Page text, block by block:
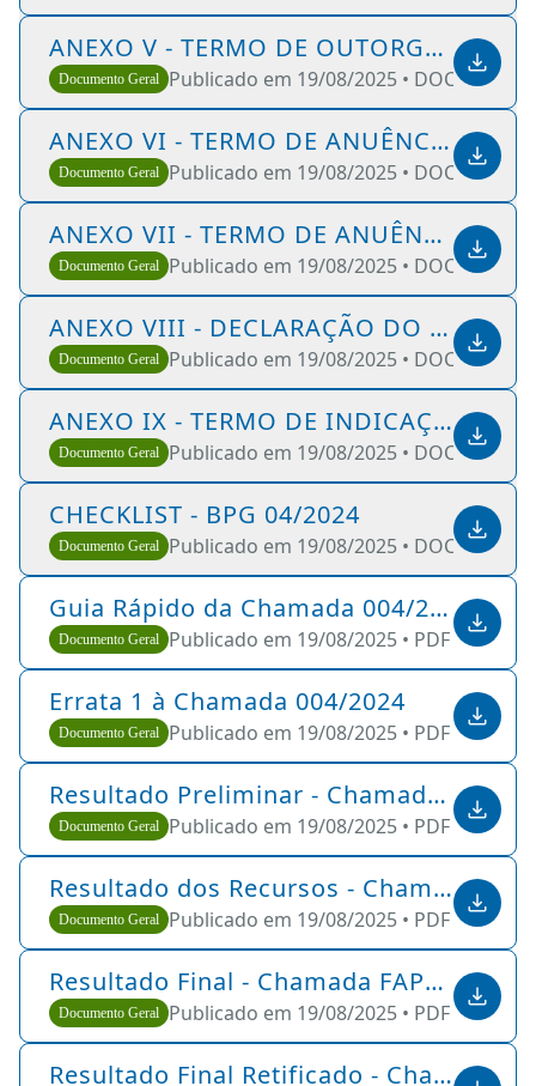
ANEXO V - TERMO DE OUTORGA SEM
Documento Geral Publicado em 19/08/2025 • DOCX •62 KB
ANEXO VI - TERMO DE ANUÊNCIA -
Documento Geral Publicado em 19/08/2025 • DOCX •42 KB
ANEXO VII - TERMO DE ANUÊNCIA -
Documento Geral Publicado em 19/08/2025 • DOCX •43 KB
ANEXO VIII - DECLARAÇÃO DO SETOR
Documento Geral Publicado em 19/08/2025 • DOCX •46 KB
ANEXO IX - TERMO DE INDICAÇÃO
Documento Geral Publicado em 19/08/2025 • DOCX •43 KB
CHECKLIST - BPG 04/2024
Documento Geral Publicado em 19/08/2025 • DOCX •28 KB
Guia Rápido da Chamada 004/2024 - BPG pelo PCRH
Documento Geral Publicado em 19/08/2025 • PDF •597 KB
Errata 1 à Chamada 004/2024
Documento Geral Publicado em 19/08/2025 • PDF •75 KB
Resultado Preliminar - Chamada FAPEMIG 04/2024 – Bolsas de Pós-Graduação pelo Programa de Capacitação de Recursos Humanos - PCRH
Documento Geral Publicado em 19/08/2025 • PDF •107 KB
Resultado dos Recursos - Chamada FAPEMIG 04/2024 – Bolsas de Pós-Graduação pelo Programa de Capacitação de Recursos Humanos - PCRH
Documento Geral Publicado em 19/08/2025 • PDF •75 KB
Resultado Final - Chamada FAPEMIG 04/2024 – Bolsas de Pós-Graduação pelo Programa de Capacitação de Recursos Humanos - PCRH
Documento Geral Publicado em 19/08/2025 • PDF •99 KB
Resultado Final Retificado - Chamada FAPEMIG 04/2024 – Bolsas de Pós-Graduação pelo Programa de Capacitação de Recursos Humanos - PCRH